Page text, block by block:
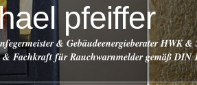
pfeiffer
& Gebäudeenergieberater HWK
& Fachkraft für Rauchwarnmelder gemäß DIN